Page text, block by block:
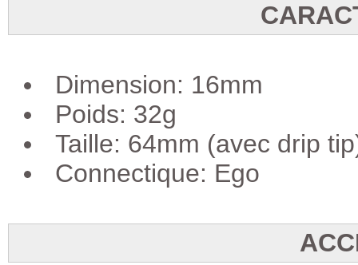
Dimension: 16mm
Poids: 32g
Taille: 64mm (avec drip
Connectique: Ego